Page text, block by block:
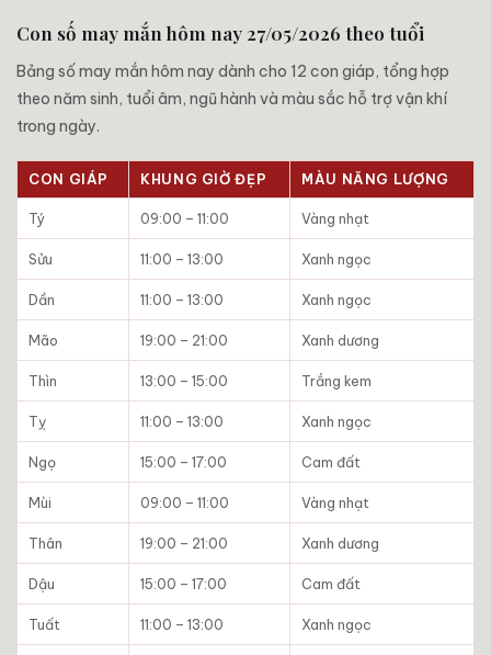
Con số may mắn hôm nay 27/05/2026 theo tuổi
Bảng số may mắn hôm nay dành cho 12 con giáp, tổng hợp
theo năm sinh, tuổi âm, ngũ hành và màu sắc hỗ trợ vận khí
trong ngày.
CON GIÁP KHUNG GIỜ ĐẸP MÀU NĂNG LƯỢNG
Tý 09:00 – 11:00 Vàng nhạt
Sửu 11:00 – 13:00 Xanh ngọc
Dần 11:00 – 13:00 Xanh ngọc
Mão 19:00 – 21:00 Xanh dương
Thìn 13:00 – 15:00 Trắng kem
Tỵ 11:00 – 13:00 Xanh ngọc
Ngọ 15:00 – 17:00 Cam đất
Mùi 09:00 – 11:00 Vàng nhạt
Thân 19:00 – 21:00 Xanh dương
Dậu 15:00 – 17:00 Cam đất
Tuất 11:00 – 13:00 Xanh ngọc